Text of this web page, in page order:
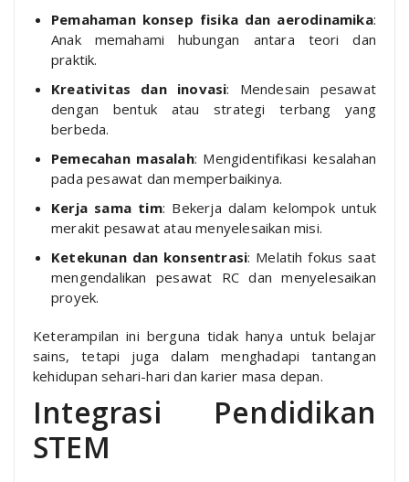
Pemahaman konsep fisika dan aerodinamika:
Anak memahami hubungan antara teori dan
praktik.
Kreativitas dan inovasi: Mendesain pesawat
dengan bentuk atau strategi terbang yang
berbeda.
Pemecahan masalah: Mengidentifikasi kesalahan
pada pesawat dan memperbaikinya.
Kerja sama tim: Bekerja dalam kelompok untuk
merakit pesawat atau menyelesaikan misi.
Ketekunan dan konsentrasi: Melatih fokus saat
mengendalikan pesawat RC dan menyelesaikan
proyek.
Keterampilan ini berguna tidak hanya untuk belajar
sains, tetapi juga dalam menghadapi tantangan
kehidupan sehari-hari dan karier masa depan.
Integrasi Pendidikan
STEM